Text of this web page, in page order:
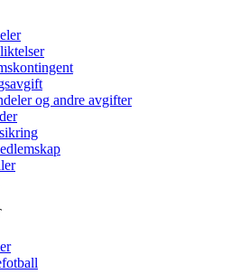
og andre avgifter